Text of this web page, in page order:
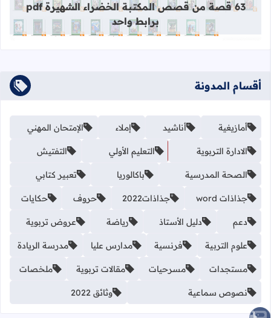
63 قصة من قصص المكتبة الخضراء الشهيرة pdf
برابط واحد
أقسام المدونة
أمازيغية أناشيد إملاء الإمتحان المهني
الادارة التربوية التعليم الأولي التفتيش
الصحة المدرسية باكالوريا تعبير كتابي
جذاذات word جذاذات2022 حروف حكايات
دعم دليل الأستاذ رياضة عروض تربوية
علوم التربية فرنسية مدارس عليا مدرسة الريادة
مستجدات مسرحيات مقالات تربوية ملخصات
نصوص سماعية وثائق 2022